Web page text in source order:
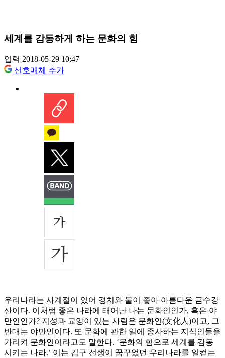
세계를 감동하게 하는 문화의 힘
입력 2018-05-29 10:47
선호매체 추가
우리나라는 사계절이 있어 경치와 물이 좋아 아름다운 금수강
산이다. 이처럼 좋은 나라에 태어난 나는 문화인인가, 혹은 야
만인인가? 지성과 교양이 있는 사람은 문화인(文化人)이고, 그
반대는 야만인이다. 또 문화에 관한 일에 종사하는 지식인들을
가리켜 문화인이라고도 말한다. ‘문화의 힘으로 세계를 감동
시키는 나라.’ 이는 김구 선생이 꿈꾸었던 우리나라를 일컫는